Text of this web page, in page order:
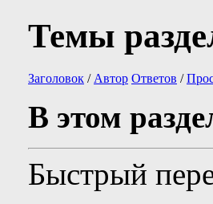
Темы
Заголовок / Автор Ответов /
В этом
Быстрый